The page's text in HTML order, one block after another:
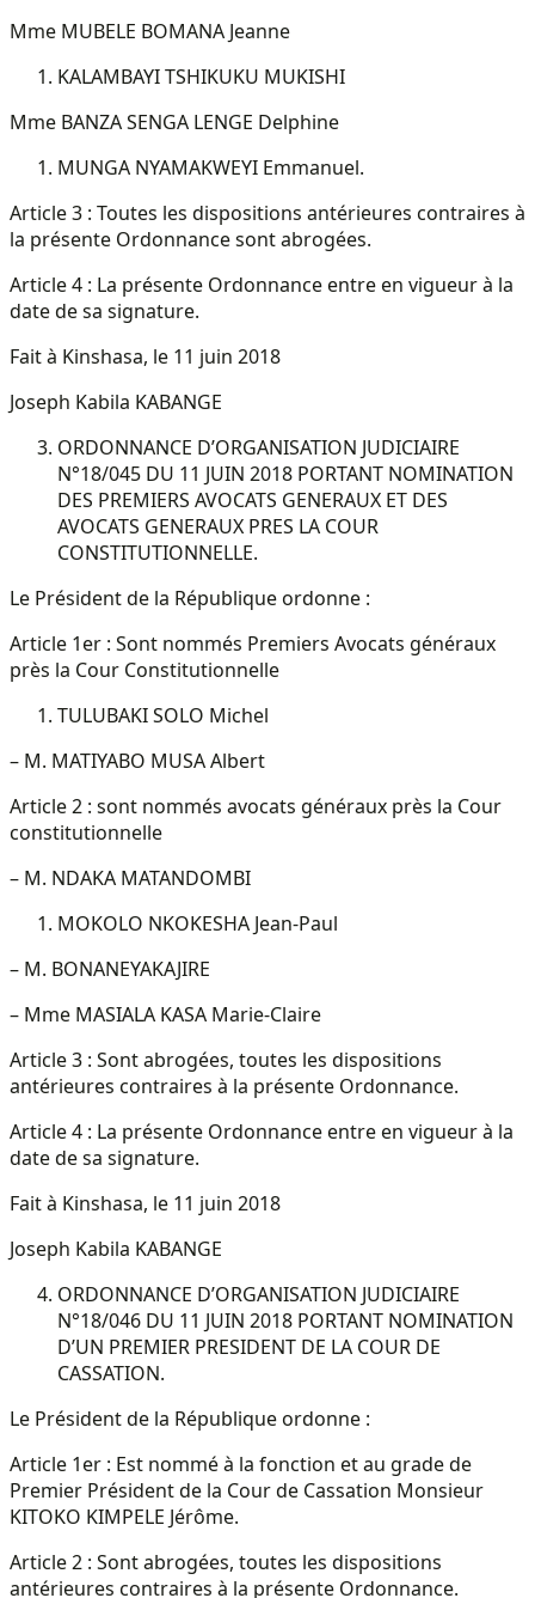
Mme MUBELE BOMANA Jeanne
KALAMBAYI TSHIKUKU MUKISHI
Mme BANZA SENGA LENGE Delphine
MUNGA NYAMAKWEYI Emmanuel.
Article 3 : Toutes les dispositions antérieures contraires à
la présente Ordonnance sont abrogées.
Article 4 : La présente Ordonnance entre en vigueur à la
date de sa signature.
Fait à Kinshasa, le 11 juin 2018
Joseph Kabila KABANGE
ORDONNANCE D’ORGANISATION JUDICIAIRE
N°18/045 DU 11 JUIN 2018 PORTANT NOMINATION
DES PREMIERS AVOCATS GENERAUX ET DES
AVOCATS GENERAUX PRES LA COUR
CONSTITUTIONNELLE.
Le Président de la République ordonne :
Article 1er : Sont nommés Premiers Avocats généraux
près la Cour Constitutionnelle
TULUBAKI SOLO Michel
– M. MATIYABO MUSA Albert
Article 2 : sont nommés avocats généraux près la Cour
constitutionnelle
– M. NDAKA MATANDOMBI
MOKOLO NKOKESHA Jean-Paul
– M. BONANEYAKAJIRE
– Mme MASIALA KASA Marie-Claire
Article 3 : Sont abrogées, toutes les dispositions
antérieures contraires à la présente Ordonnance.
Article 4 : La présente Ordonnance entre en vigueur à la
date de sa signature.
Fait à Kinshasa, le 11 juin 2018
Joseph Kabila KABANGE
ORDONNANCE D’ORGANISATION JUDICIAIRE
N°18/046 DU 11 JUIN 2018 PORTANT NOMINATION
D’UN PREMIER PRESIDENT DE LA COUR DE
CASSATION.
Le Président de la République ordonne :
Article 1er : Est nommé à la fonction et au grade de
Premier Président de la Cour de Cassation Monsieur
KITOKO KIMPELE Jérôme.
Article 2 : Sont abrogées, toutes les dispositions
antérieures contraires à la présente Ordonnance.